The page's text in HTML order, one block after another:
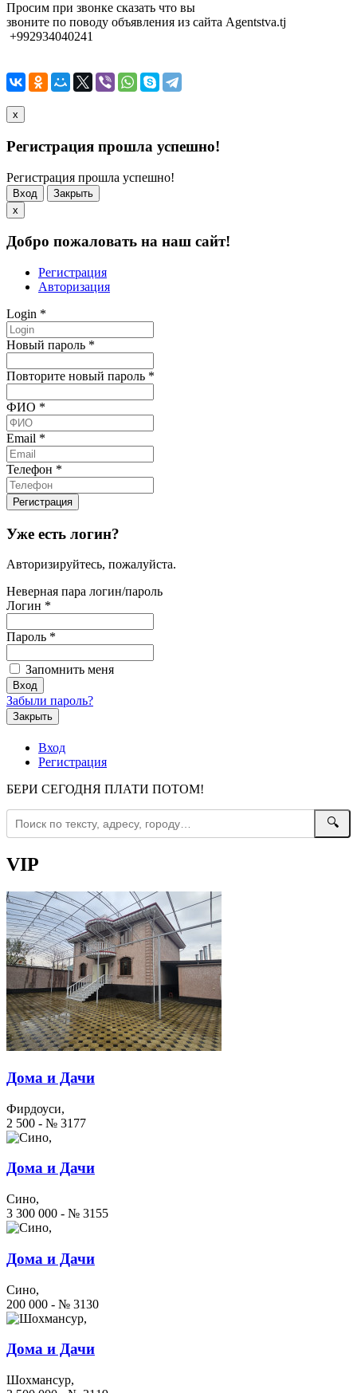
Просим при звонке сказать что вы
звоните по поводу объявления из сайта Agentstva.tj
+992934040241
x
Регистрация прошла успешно!
Регистрация прошла успешно!
Вход
Закрыть
x
Добро пожаловать на наш сайт!
Регистрация
Авторизация
Login *
Новый пароль *
Повторите новый пароль *
ФИО *
Email *
Телефон *
Уже есть логин?
Авторизируйтесь, пожалуйста.
Неверная пара логин/пароль
Логин *
Пароль *
Запомнить меня
Забыли пароль?
Закрыть
Вход
Регистрация
БЕРИ СЕГОДНЯ ПЛАТИ ПОТОМ!
🔍
VIP
Дома и Дачи
Фирдоуси,
2 500 - № 3177
Дома и Дачи
Сино,
3 300 000 - № 3155
Дома и Дачи
Сино,
200 000 - № 3130
Дома и Дачи
Шохмансур,